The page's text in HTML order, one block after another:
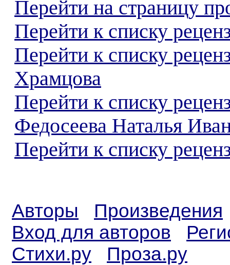
Перейти на страницу
Перейти к списку
Перейти к списку
Храмцова
Перейти к списку
Федосеева Наталья
Перейти к списку
Авторы
Произведения
Вход для авторов
Стихи.ру
Проза.ру